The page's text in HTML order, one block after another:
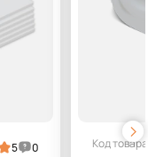
5 0 Код